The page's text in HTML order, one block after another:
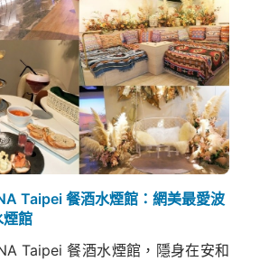
Taipei 餐酒水煙館：網美最愛波
煙館
Taipei 餐酒水煙館，隱身在安和